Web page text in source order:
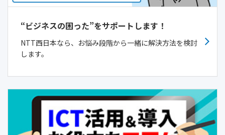
“ビジネスの困った”をサポートします！
NTT西日本なら、お悩み段階から一緒に解決方法を検討
します。